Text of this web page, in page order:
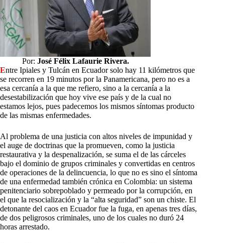
Por: José Félix Lafaurie Rivera.
Entre Ipiales y Tulcán en Ecuador solo hay 11 kilómetros que
se recorren en 19 minutos por la Panamericana, pero no es a
esa cercanía a la que me refiero, sino a la cercanía a la
desestabilización que hoy vive ese país y de la cual no
estamos lejos, pues padecemos los mismos síntomas producto
de las mismas enfermedades.
Al problema de una justicia con altos niveles de impunidad y
el auge de doctrinas que la promueven, como la justicia
restaurativa y la despenalización, se suma el de las cárceles
bajo el dominio de grupos criminales y convertidas en centros
de operaciones de la delincuencia, lo que no es sino el síntoma
de una enfermedad también crónica en Colombia: un sistema
penitenciario sobrepoblado y permeado por la corrupción, en
el que la resocialización y la “alta seguridad” son un chiste. El
detonante del caos en Ecuador fue la fuga, en apenas tres días,
de dos peligrosos criminales, uno de los cuales no duró 24
horas arrestado.